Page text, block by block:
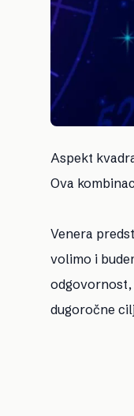
Aspekt
Ova
Venera
volimo i
odgovornost,
dugoročne